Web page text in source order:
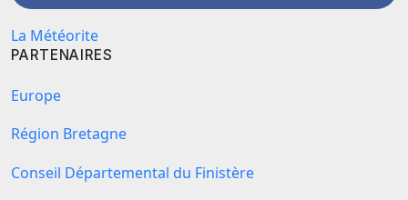
La Météorite
PARTENAIRES
Europe
Région Bretagne
Conseil Départemental du Finistère